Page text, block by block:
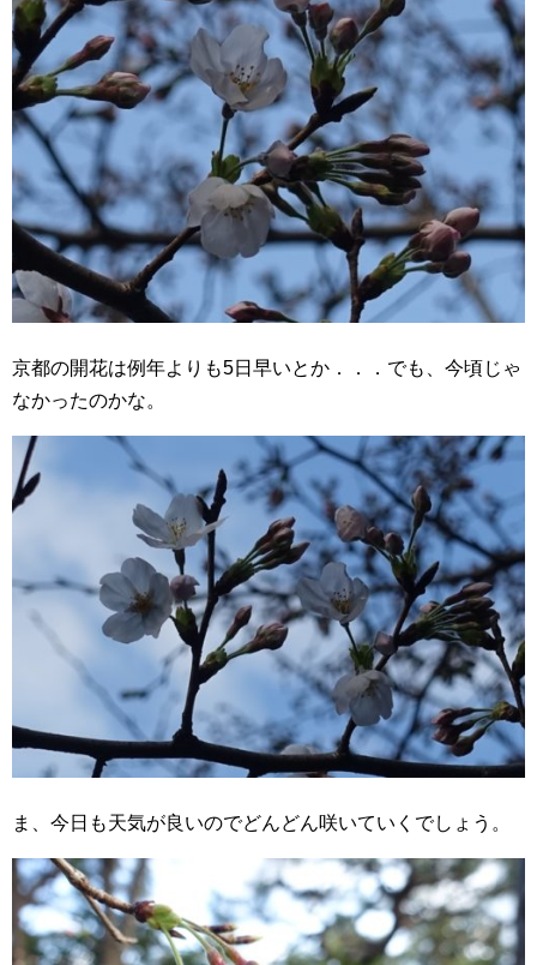
京都の開花は例年よりも5日早いとか．．．でも、今頃じゃ
なかったのかな。
ま、今日も天気が良いのでどんどん咲いていくでしょう。